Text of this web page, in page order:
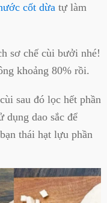
cốt dừa tự làm
sơ chế cùi bưởi nhé!
khoảng 80% rồi.
sau đó lọc hết phần
dụng dao sắc để
thái hạt lựu phần